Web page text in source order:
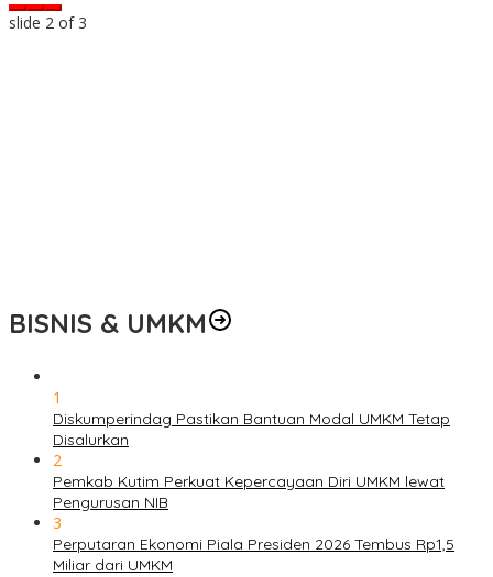
slide 2 of 3
BISNIS & UMKM
1
Diskumperindag Pastikan Bantuan Modal UMKM Tetap
Disalurkan
2
Pemkab Kutim Perkuat Kepercayaan Diri UMKM lewat
Pengurusan NIB
3
Perputaran Ekonomi Piala Presiden 2026 Tembus Rp1,5
Miliar dari UMKM